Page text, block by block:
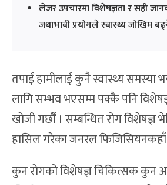
लेजर उपचारमा विशेषज्ञता र सही
जथाभावी प्रयोगले स्वास्थ्य जोखिम
तपाईं हामीलाई कुनै स्वास्थ्य समस्या
लागि सम्भव भएसम्म पक्कै पनि
खोजी गर्छौं । सम्बन्धित रोग विशेषज्ञ
हासिल गरेका जनरल फिजिसियनकहाँ
कुन रोगको विशेषज्ञ चिकित्सक कुन